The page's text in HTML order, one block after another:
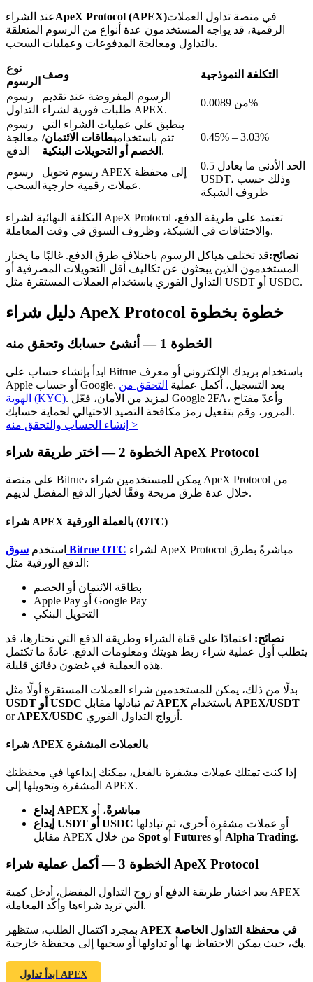
استثمارات حصرية لحاملي BTR
خدمة الاقتراض المدعومة بالعملات المشفرة
الاستثمار التلقائي
تعلم الستاكينغ
تعرف على كيفية كسب الدخل السلبي
Bitrue
AI
شركاء بيترو
شركاء Bitrue
عند الشراءApeX Protocol (APEX)في منصة تداول العملات
الرقمية، قد يواجه المستخدمون عدة أنواع من الرسوم المتعلقة
بالتداول ومعالجة المدفوعات وعمليات السحب.
نوع
الرسوم
وصف
التكلفة النموذجية
رسوم
التداول
الرسوم المفروضة عند تقديم
طلبات فورية لشراء APEX.
من 0.0089%
رسوم
معالجة
الدفع
ينطبق على عمليات الشراء التي
تتم باستخدامبطاقات الائتمان/
الخصم أو التحويلات البنكية .
0.45% – 3.03%
رسوم
السحب
رسوم تحويل APEX إلى محفظة
عملات رقمية خارجية.
الحد الأدنى ما يعادل 0.5
USDT، وذلك حسب
ظروف الشبكة
التكلفة النهائية لشراء ApeX Protocol تعتمد على طريقة الدفع،
والاختناقات في الشبكة، وظروف السوق في وقت المعاملة.
نصائح:قد تختلف هياكل الرسوم باختلاف طرق الدفع. غالبًا ما يختار
المستخدمون الذين يبحثون عن تكاليف أقل التحويلات المصرفية أو
التداول الفوري باستخدام العملات المستقرة مثل USDT أو USDC.
دليل شراء ApeX Protocol خطوة بخطوة
الخطوة أنشئ حسابك وتحقق منه
ابدأ بإنشاء حساب على Bitrue باستخدام بريدك الإلكتروني أو معرف
Apple أو حساب Google. بعد التسجيل، أكمل عملية التحقق من
الهوية (KYC). لمزيد من الأمان، فعّل Google 2FA، وأعدّ مفتاح
المرور، وقم بتفعيل رمز مكافحة التصيد الاحتيالي لحماية حسابك.
إنشاء الحساب والتحقق منه >
الخطوة اختر طريقة شراء ApeX Protocol
على منصة Bitrue، يمكن للمستخدمين شراء ApeX Protocol من
خلال عدة طرق مريحة وفقًا لخيار الدفع المفضل لديهم.
شراء APEX بالعملة الورقية (OTC)
استخدم سوق Bitrue OTC
الدفع الورقية مثل:
بطاقة الائتمان أو الخصم
Apple Pay أو Google Pay
التحويل البنكي
نصائح: اعتمادًا على قناة الشراء وطريقة الدفع التي تختارها، قد
يتطلب أول عملية شراء ربط هويتك ومعلومات الدفع. عادةً ما تكتمل
هذه العملية في غضون دقائق قليلة.
بدلًا من ذلك، يمكن للمستخدمين شراء العملات المستقرة أولًا مثل
USDT أو USDC
APEX
APEX/USDT
or APEX/USDC أزواج التداول الفوري.
شراء APEX بالعملات المشفرة
إذا كنت تمتلك عملات مشفرة بالفعل، يمكنك إيداعها في محفظتك
المشفرة وتحويلها إلى APEX.
إيداع APEX مباشرةً، أو
إيداع USDT أو USDC
Spot Futures Alpha Trading.
الخطوة أكمل عملية شراء ApeX Protocol
بعد اختيار طريقة الدفع أو زوج التداول المفضل، أدخل كمية APEX
التي تريد شراءها وأكّد المعاملة.
APEX في محفظة التداول الخاصة
بك، حيث يمكن الاحتفاظ بها أو تداولها أو سحبها إلى محفظة خارجية.
ابدأ تداول APEX